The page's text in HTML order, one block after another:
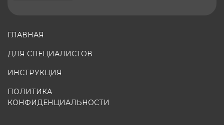
ГЛАВНАЯ
ДЛЯ СПЕЦИАЛИСТОВ
ИНСТРУКЦИЯ
ПОЛИТИКА
КОНФИДЕНЦИАЛЬНОСТИ